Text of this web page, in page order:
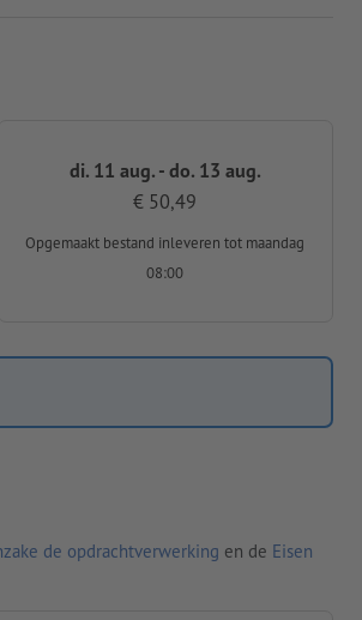
di. 11 aug. - do. 13 aug.
€ 50,49
Opgemaakt bestand inleverentot maandag
08:00
de opdrachtverwerking en de Eisen